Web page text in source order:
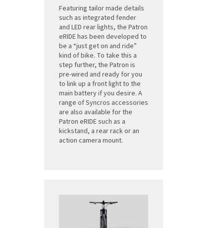
Featuring tailor made details
such as integrated fender
and LED rear lights, the Patron
eRIDE has been developed to
be a “just get on and ride”
kind of bike. To take this a
step further, the Patron is
pre-wired and ready for you
to link up a front light to the
main battery if you desire. A
range of Syncros accessories
are also available for the
Patron eRIDE such as a
kickstand, a rear rack or an
action camera mount.